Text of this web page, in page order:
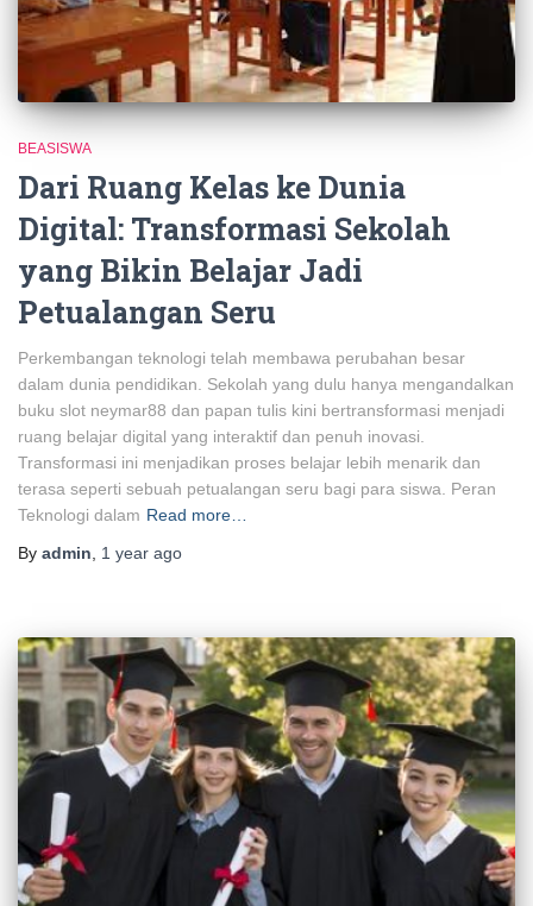
BEASISWA
Dari Ruang Kelas ke Dunia
Digital: Transformasi Sekolah
yang Bikin Belajar Jadi
Petualangan Seru
Perkembangan teknologi telah membawa perubahan besar
dalam dunia pendidikan. Sekolah yang dulu hanya mengandalkan
buku slot neymar88 dan papan tulis kini bertransformasi menjadi
ruang belajar digital yang interaktif dan penuh inovasi.
Transformasi ini menjadikan proses belajar lebih menarik dan
terasa seperti sebuah petualangan seru bagi para siswa. Peran
Teknologi dalam Read more…
By admin 1 year ago